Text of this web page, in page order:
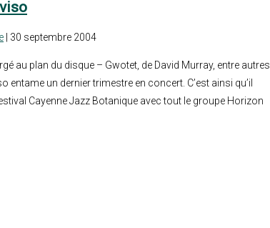
| 30 septembre 2004
au plan du disque – Gwotet, de David Murray, entre autres
un dernier trimestre en concert. C’est ainsi qu’il
Cayenne Jazz Botanique avec tout le groupe Horizon